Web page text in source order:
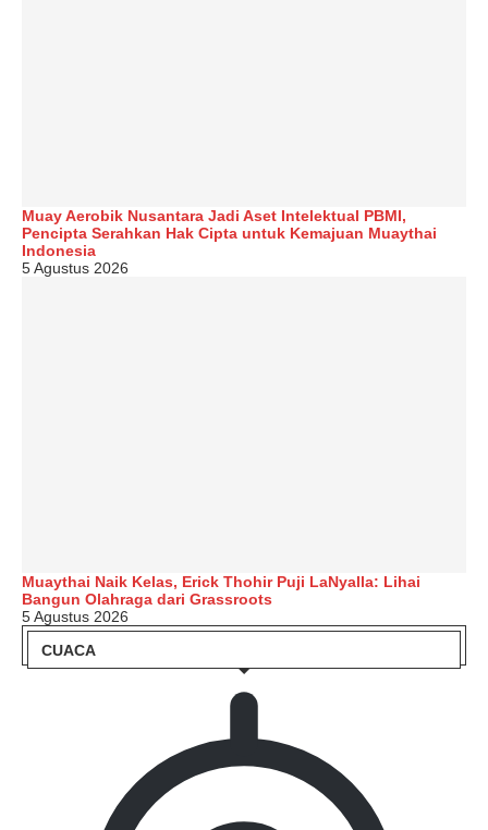
Muay Aerobik Nusantara Jadi Aset Intelektual PBMI,
Pencipta Serahkan Hak Cipta untuk Kemajuan Muaythai
Indonesia
5 Agustus 2026
Muaythai Naik Kelas, Erick Thohir Puji LaNyalla: Lihai
Bangun Olahraga dari Grassroots
5 Agustus 2026
CUACA